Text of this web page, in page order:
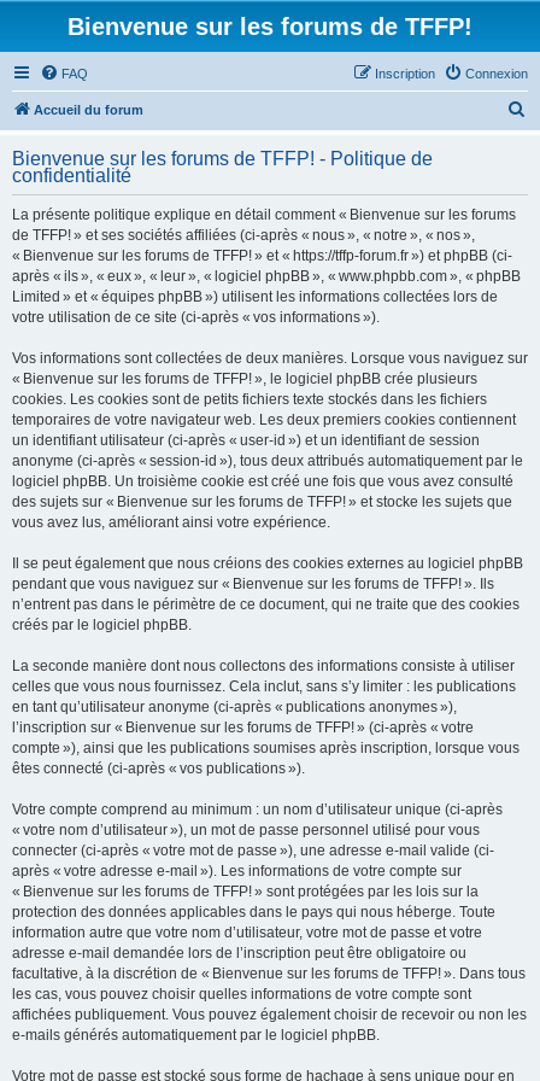
Bienvenue sur les forums de TFFP!
FAQ Connexion
Inscription
Accueil du forum
h
Bienvenue sur les forums de TFFP! - Politique de
confidentialité
La présente politique explique en détail comment « Bienvenue sur les forums
de TFFP! » et ses sociétés affiliées (ci-après « nous », « notre », « nos »,
« Bienvenue sur les forums de TFFP! » et « https://tffp-forum.fr ») et phpBB (ci-
après « ils », « eux », « leur », « logiciel phpBB », « www.phpbb.com », « phpBB
Limited » et « équipes phpBB ») utilisent les informations collectées lors de
votre utilisation de ce site (ci-après « vos informations »).
Vos informations sont collectées de deux manières. Lorsque vous naviguez sur
« Bienvenue sur les forums de TFFP! », le logiciel phpBB crée plusieurs
cookies. Les cookies sont de petits fichiers texte stockés dans les fichiers
temporaires de votre navigateur web. Les deux premiers cookies contiennent
un identifiant utilisateur (ci-après « user-id ») et un identifiant de session
anonyme (ci-après « session-id »), tous deux attribués automatiquement par le
logiciel phpBB. Un troisième cookie est créé une fois que vous avez consulté
des sujets sur « Bienvenue sur les forums de TFFP! » et stocke les sujets que
vous avez lus, améliorant ainsi votre expérience.
Il se peut également que nous créions des cookies externes au logiciel phpBB
pendant que vous naviguez sur « Bienvenue sur les forums de TFFP! ». Ils
n’entrent pas dans le périmètre de ce document, qui ne traite que des cookies
créés par le logiciel phpBB.
La seconde manière dont nous collectons des informations consiste à utiliser
celles que vous nous fournissez. Cela inclut, sans s’y limiter : les publications
en tant qu’utilisateur anonyme (ci-après « publications anonymes »),
l’inscription sur « Bienvenue sur les forums de TFFP! » (ci-après « votre
compte »), ainsi que les publications soumises après inscription, lorsque vous
êtes connecté (ci-après « vos publications »).
Votre compte comprend au minimum : un nom d’utilisateur unique (ci-après
« votre nom d’utilisateur »), un mot de passe personnel utilisé pour vous
connecter (ci-après « votre mot de passe »), une adresse e-mail valide (ci-
après « votre adresse e-mail »). Les informations de votre compte sur
« Bienvenue sur les forums de TFFP! » sont protégées par les lois sur la
protection des données applicables dans le pays qui nous héberge. Toute
information autre que votre nom d’utilisateur, votre mot de passe et votre
adresse e-mail demandée lors de l’inscription peut être obligatoire ou
facultative, à la discrétion de « Bienvenue sur les forums de TFFP! ». Dans tous
les cas, vous pouvez choisir quelles informations de votre compte sont
affichées publiquement. Vous pouvez également choisir de recevoir ou non les
e-mails générés automatiquement par le logiciel phpBB.
Votre mot de passe est stocké sous forme de hachage à sens unique pour en